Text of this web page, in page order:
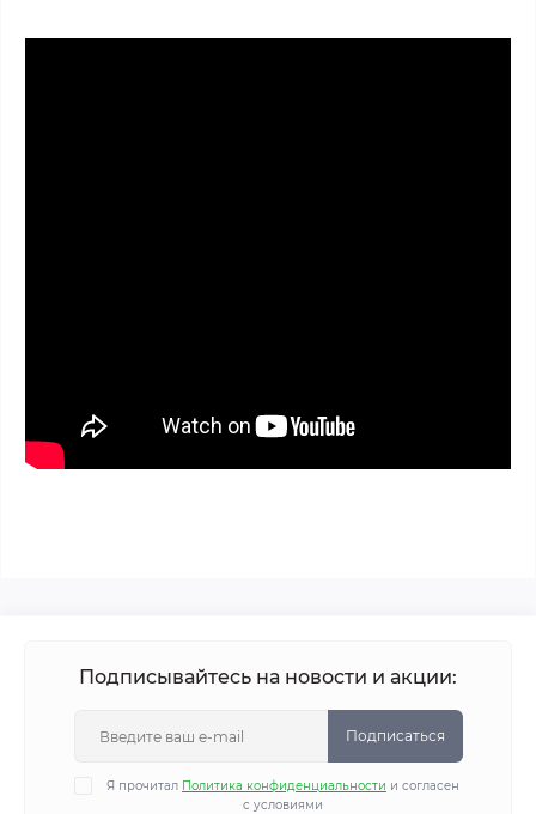
Подписывайтесь на новости и акции:
Подписаться
Я прочитал Политика конфиденциальности и согласен
с условиями